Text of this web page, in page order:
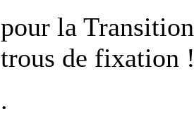
pour la
trous de fixation
.